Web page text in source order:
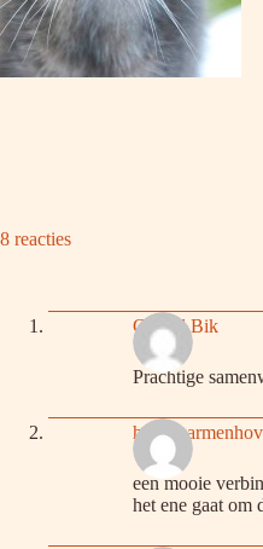
8 reacties
Gerard Bik
Prachtige
hans
een mooie
het ene gaat om